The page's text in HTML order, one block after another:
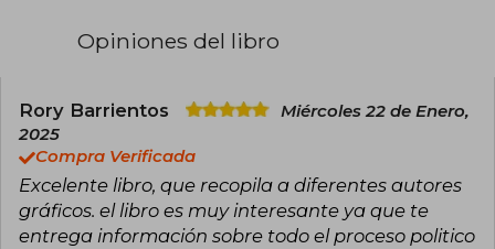
del Jurado en el Festival de Cannes por la
capacidad para abordar temas políticos y
Opiniones del libro
Rory Barrientos
Miércoles 22 de Enero,
2025
Compra Verificada
Excelente libro, que recopila a diferentes autores
gráficos. el libro es muy interesante ya que te
entrega información sobre todo el proceso politico